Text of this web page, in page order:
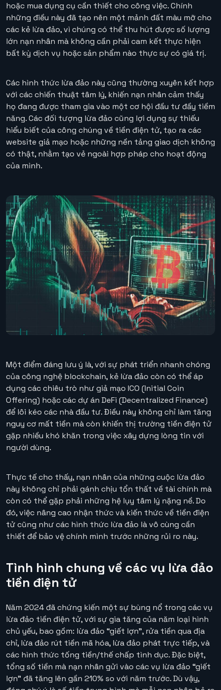
hoặc mua dụng cụ cần thiết cho công việc. Chính
những điều này đã tạo nên một mảnh đất màu mỡ cho
các kẻ lừa đảo, vì chúng có thể thu hút được số lượng
lớn nạn nhân mà không cần phải cam kết thực hiện
bất kỳ dịch vụ hoặc sản phẩm nào thực sự có giá trị.
Các hình thức lừa đảo này cũng thường xuyên kết hợp
với các chiến thuật tâm lý, khiến nạn nhân cảm thấy
họ đang được tham gia vào một cơ hội đầu tư đầy tiềm
năng. Các đối tượng lừa đảo cũng lợi dụng sự thiếu
hiểu biết của công chúng về tiền điện tử, tạo ra các
website giả mạo hoặc những nền tảng giao dịch không
có thật, nhằm tạo vẻ ngoài hợp pháp cho hoạt động
của mình.
Một điểm đáng lưu ý là, với sự phát triển nhanh chóng
của công nghệ blockchain, kẻ lừa đảo còn có thể áp
dụng các chiêu trò như giả mạo ICO (Initial Coin
Offering) hoặc các dự án DeFi (Decentralized Finance)
để lôi kéo các nhà đầu tư. Điều này không chỉ làm tăng
nguy cơ mất tiền mà còn khiến thị trường tiền điện tử
gặp nhiều khó khăn trong việc xây dựng lòng tin với
người dùng.
Thực tế cho thấy, nạn nhân của những cuộc lừa đảo
này không chỉ phải gánh chịu tổn thất về tài chính mà
còn có thể gặp phải những hệ lụy tâm lý nặng nề. Do
đó, việc nâng cao nhận thức và kiến thức về tiền điện
tử cũng như các hình thức lừa đảo là vô cùng cần
thiết để bảo vệ chính mình trước những rủi ro này.
Tình hình chung về các vụ lừa đảo
tiền điện tử
Năm 2024 đã chứng kiến một sự bùng nổ trong các vụ
lừa đảo tiền điện tử, với sự gia tăng của năm loại hình
chủ yếu, bao gồm: lừa đảo “giết lợn”, rửa tiền qua địa
chỉ, lừa đảo rút tiền mã hóa, lừa đảo phát trực tiếp, và
các hình thức tống tiền/thế chấp tình dục. Đặc biệt,
tổng số tiền mà nạn nhân gửi vào các vụ lừa đảo “giết
lợn” đã tăng lên gần 210% so với năm trước. Dù vậy,